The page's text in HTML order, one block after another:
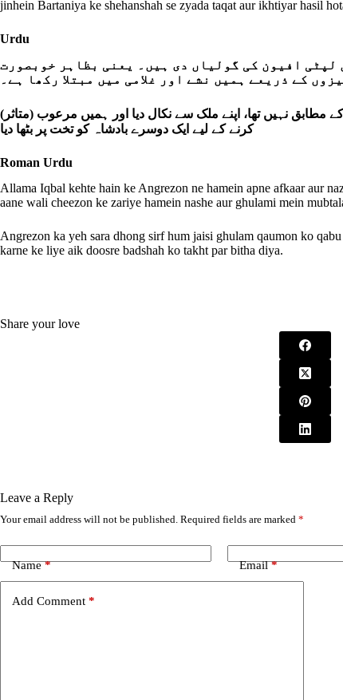
jinhein Bartaniya ke shehanshah se zyada taqat aur ikhtiyar hasil
Urdu
لپٹی افیون کی گولیاں دی ہیں۔ یعنی بظاہر خوبصورت
کے ذریعے ہمیں نشے اور غلامی میں مبتلا رکھا ہے۔
نہیں تھا، اپنے ملک سے نکال دیا اور ہمیں مرعوب (متاثر)
کرنے کے لیے ایک دوسرے بادشاہ کو تخت پر بٹھا دیا
Roman Urdu
Allama Iqbal kehte hain ke Angrezon ne hamein apne afkaar aur
aane wali cheezon ke zariye hamein nashe aur ghulami mein
Angrezon ka yeh sara dhong sirf hum jaisi ghulam qaumon ko
karne ke liye aik doosre badshah ko takht par bitha diya.
Share your love
Leave a Reply
Your email address will not be published. Required fields are marked *
Name* Email*
Add Comment *
A
t
e
r